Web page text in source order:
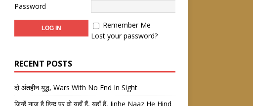
Password
Remember Me
Lost your password?
RECENT POSTS
दो अंतहीन युद्ध, Wars With No End In Sight
जिन्हें नाज़ है हिन्द पर वो यहाँ हैं, यहाँ हैं, Jinhe Naaz He Hind